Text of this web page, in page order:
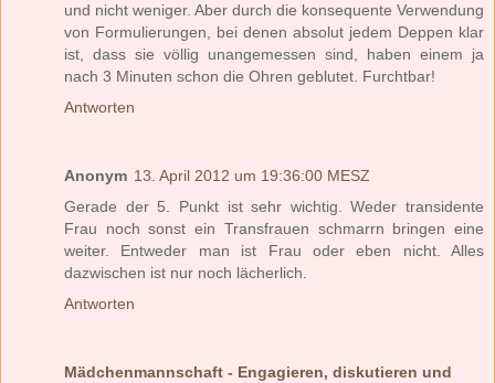
und nicht weniger. Aber durch die konsequente Verwendung
von Formulierungen, bei denen absolut jedem Deppen klar
ist, dass sie völlig unangemessen sind, haben einem ja
nach 3 Minuten schon die Ohren geblutet. Furchtbar!
Antworten
Anonym 13. April 2012 um 19:36:00 MESZ
Gerade der 5. Punkt ist sehr wichtig. Weder transidente
Frau noch sonst ein Transfrauen schmarrn bringen eine
weiter. Entweder man ist Frau oder eben nicht. Alles
dazwischen ist nur noch lächerlich.
Antworten
Mädchenmannschaft - Engagieren, diskutieren und